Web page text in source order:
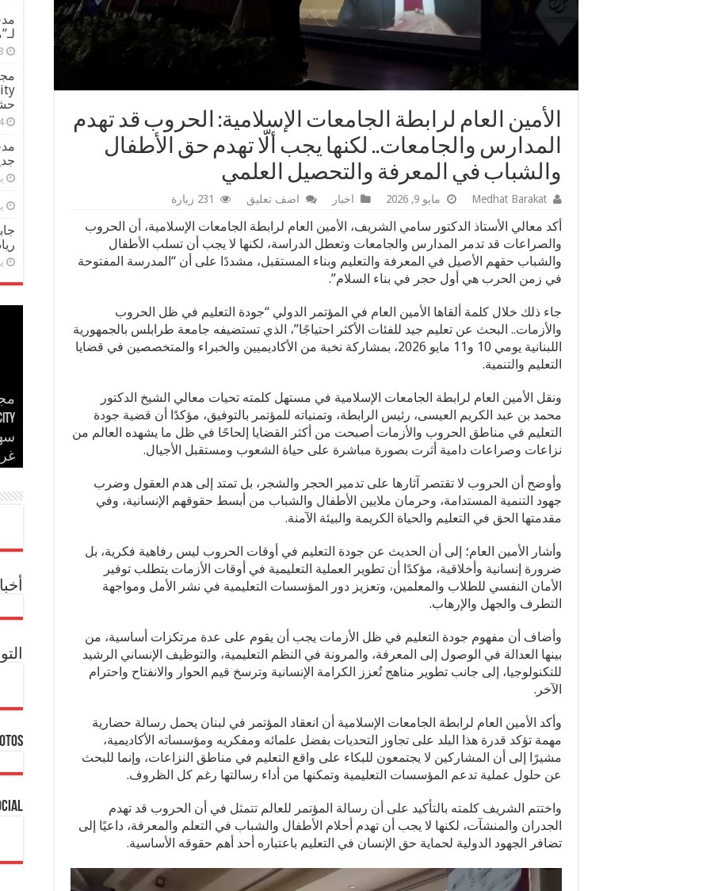
الأمين العام لرابطة الجامعات الإسلامية: الحروب قد تهدم
المدارس والجامعات.. لكنها يجب ألّا تهدم حق الأطفال
والشباب في المعرفة والتحصيل العلمي
Medhat Barakat مايو 9, 2026 اخبار اضف تعليق 231 زيارة
أكد معالي الأستاذ الدكتور سامي الشريف، الأمين العام لرابطة الجامعات الإسلامية، أن الحروب
والصراعات قد تدمر المدارس والجامعات وتعطل الدراسة، لكنها لا يجب أن تسلب الأطفال
والشباب حقهم الأصيل في المعرفة والتعليم وبناء المستقبل، مشددًا على أن “المدرسة المفتوحة
في زمن الحرب هي أول حجر في بناء السلام”.
جاء ذلك خلال كلمة ألقاها الأمين العام في المؤتمر الدولي “جودة التعليم في ظل الحروب
والأزمات.. البحث عن تعليم جيد للفئات الأكثر احتياجًا”، الذي تستضيفه جامعة طرابلس بالجمهورية
اللبنانية يومي 10 و11 مايو 2026، بمشاركة نخبة من الأكاديميين والخبراء والمتخصصين في قضايا
التعليم والتنمية.
ونقل الأمين العام لرابطة الجامعات الإسلامية في مستهل كلمته تحيات معالي الشيخ الدكتور
محمد بن عبد الكريم العيسى، رئيس الرابطة، وتمنياته للمؤتمر بالتوفيق، مؤكدًا أن قضية جودة
التعليم في مناطق الحروب والأزمات أصبحت من أكثر القضايا إلحاحًا في ظل ما يشهده العالم من
نزاعات وصراعات دامية أثرت بصورة مباشرة على حياة الشعوب ومستقبل الأجيال.
وأوضح أن الحروب لا تقتصر آثارها على تدمير الحجر والشجر، بل تمتد إلى هدم العقول وضرب
جهود التنمية المستدامة، وحرمان ملايين الأطفال والشباب من أبسط حقوقهم الإنسانية، وفي
مقدمتها الحق في التعليم والحياة الكريمة والبيئة الآمنة.
وأشار الأمين العام؛ إلى أن الحديث عن جودة التعليم في أوقات الحروب ليس رفاهية فكرية، بل
ضرورة إنسانية وأخلاقية، مؤكدًا أن تطوير العملية التعليمية في أوقات الأزمات يتطلب توفير
الأمان النفسي للطلاب والمعلمين، وتعزيز دور المؤسسات التعليمية في نشر الأمل ومواجهة
التطرف والجهل والإرهاب.
وأضاف أن مفهوم جودة التعليم في ظل الأزمات يجب أن يقوم على عدة مرتكزات أساسية، من
بينها العدالة في الوصول إلى المعرفة، والمرونة في النظم التعليمية، والتوظيف الإنساني الرشيد
للتكنولوجيا، إلى جانب تطوير مناهج تُعزز الكرامة الإنسانية وترسخ قيم الحوار والانفتاح واحترام
الآخر.
وأكد الأمين العام لرابطة الجامعات الإسلامية أن انعقاد المؤتمر في لبنان يحمل رسالة حضارية
مهمة تؤكد قدرة هذا البلد على تجاوز التحديات بفضل علمائه ومفكريه ومؤسساته الأكاديمية،
مشيرًا إلى أن المشاركين لا يجتمعون للبكاء على واقع التعليم في مناطق النزاعات، وإنما للبحث
عن حلول عملية تدعم المؤسسات التعليمية وتمكنها من أداء رسالتها رغم كل الظروف.
واختتم الشريف كلمته بالتأكيد على أن رسالة المؤتمر للعالم تتمثل في أن الحروب قد تهدم
الجدران والمنشآت، لكنها لا يجب أن تهدم أحلام الأطفال والشباب في التعلم والمعرفة، داعيًا إلى
تضافر الجهود الدولية لحماية حق الإنسان في التعليم باعتباره أحد أهم حقوقه الأساسية.
حشيش